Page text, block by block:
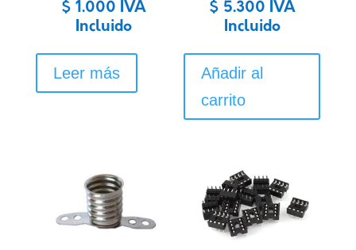
$ 1.000 IVA
Incluido
Leer más
$ 5.300 IVA
Incluido
Añadir al
carrito